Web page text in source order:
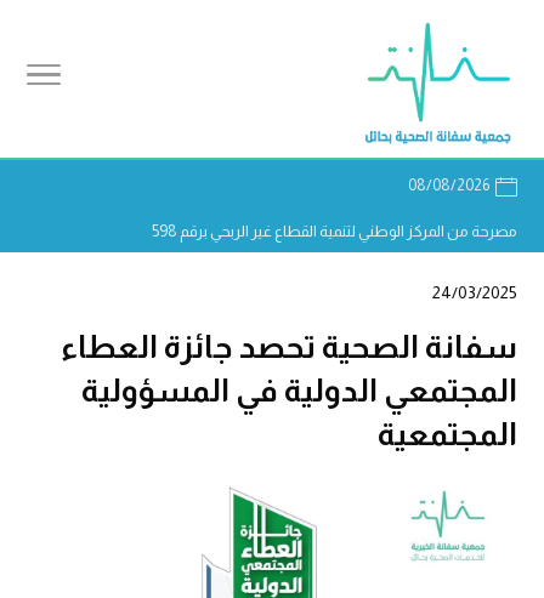
08/08/2026
مصرحة من المركز الوطني لتنمية القطاع غير الربحي برقم 598
24/03/2025
سفانة الصحية تحصد جائزة العطاء
المجتمعي الدولية في المسؤولية
المجتمعية